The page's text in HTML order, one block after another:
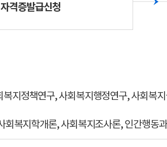
자격증발급신청
지정책연구, 사회복지행정연구, 사회복
복지학개론, 사회복지조사론, 인간행동